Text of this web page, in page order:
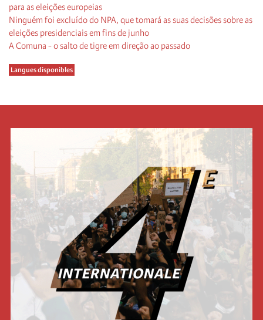
para as eleições europeias
Ninguém foi excluído do NPA, que tomará as suas decisões sobre as
eleições presidenciais em fins de junho
A Comuna - o salto de tigre em direção ao passado
Langues disponibles